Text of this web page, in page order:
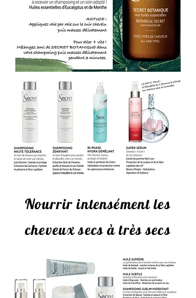
Nourrir intensément les
cheveux secs à très secs